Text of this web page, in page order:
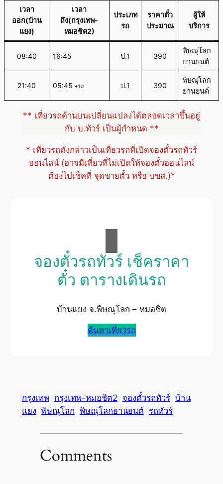
เวลา
ออก(บ้าน
แยง)
เวลา
ถึง(กรุงเทพ-
หมอชิต2)
ประเภท
รถ
ราคาตั๋ว
ประมาณ
ผู้ให้
บริการ
08:40 16:45 ป.1 390
พิษณุโลก
ยานยนต์
21:40 05:45 +1d ป.1 390
พิษณุโลก
ยานยนต์
** เที่ยวรถด้านบนเปลี่ยนแปลงได้ตลอดเวลาขึ้นอยู่
กับ บ.ทัวร์ เป็นผู้กำหนด **
* เที่ยวรถดังกล่าวเป็นเที่ยวรถที่เปิดจองตั๋วรถทัวร์
ออนไลน์ (อาจมีเที่ยวที่ไม่เปิดให้จองตั๋วออนไลน์
ต้องไปเช็คที่ จุดขายตั๋ว หรือ บขส.)*
จองตั๋วรถทัวร์ เช็คราคา
ตั๋ว ตารางเดินรถ
บ้านแยง จ.พิษณุโลก – หมอชิต
ค้นหาเที่ยวรถ
กรุงเทพ กรุงเทพ-หมอชิต2 จองตั๋วรถทัวร์ บ้าน
แยง พิษณุโลก พิษณุโลกยานยนต์ รถทัวร์
Comments